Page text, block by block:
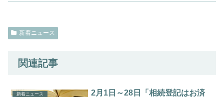
新着ニュース
関連記事
新着ニュース
2月1日～28日「相続登記はお済